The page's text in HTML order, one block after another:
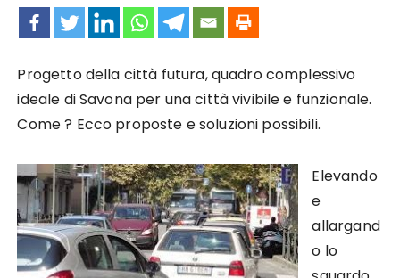
Progetto della città futura, quadro complessivo
ideale di Savona per una città vivibile e funzionale.
Come ? Ecco proposte e soluzioni possibili.
Elevando
e
allargand
o lo